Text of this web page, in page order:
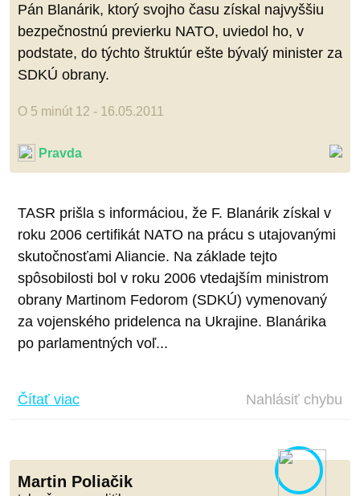
Pán Blanárik, ktorý svojho času získal najvyššiu
bezpečnostnú previerku NATO, uviedol ho, v
podstate, do týchto štruktúr ešte bývalý minister za
SDKÚ obrany.
O 5 minút 12 - 16.05.2011
Pravda
TASR prišla s informáciou, že F. Blanárik získal v
roku 2006 certifikát NATO na prácu s utajovanými
skutočnosťami Aliancie. Na základe tejto
spôsobilosti bol v roku 2006 vtedajším ministrom
obrany Martinom Fedorom (SDKÚ) vymenovaný
za vojenského pridelenca na Ukrajine. Blanárika
po parlamentných voľ...
Čítať viac Nahlásiť chybu
Martin Poliačik